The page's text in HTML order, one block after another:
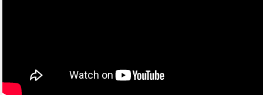
(0 Reviews)